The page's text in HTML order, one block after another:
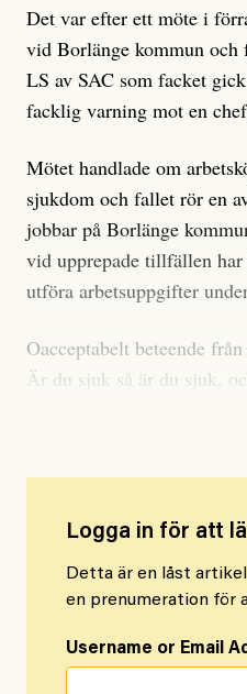
Det var efter ett möte i
vid Borlänge kommun och
LS av SAC som facket
facklig varning mot en
Mötet handlade om
sjukdom och fallet rör en
jobbar på Borlänge
vid upprepade tillfällen
utföra arbetsuppgifter
Oacceptabelt beteende
Är du sjuk så är du sjuk,
Logga in för att
Detta är en låst
en prenumeration för
Username or Email